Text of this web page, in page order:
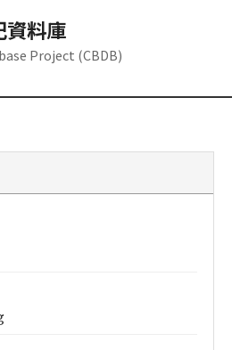
資料庫
Project (CBDB)